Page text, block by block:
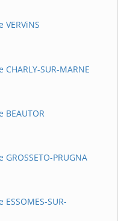
SUR-MARNE
PRUGNA
SUR-